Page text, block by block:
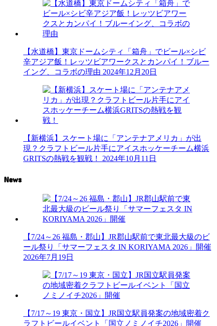
【水道橋】東京ドームシティ「箱舟」でビール×シビ
辛アジア飯！レッツビアワークスとカンパイ！ブルー
イング、コラボの理由 2024年12月20日
【新横浜】スケート場に「アンテナアメリカ」が出
現？クラフトビール片手にアイスホッケーチーム横浜
GRITSの熱戦を観戦！
2024年10月11日
News
【7/24～26 福島・郡山】JR郡山駅前で東北最大級のビ
ール祭り「サマーフェスタ IN KORIYAMA 2026」開催
2026年7月19日
【7/17～19 東京・国立】JR国立駅員発案の地域密着ク
ラフトビールイベント「国立ノミノイチ2026」開催